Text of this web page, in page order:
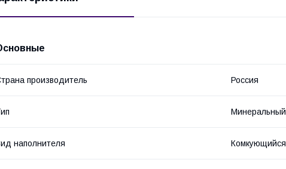
производитель Россия
Минеральный
наполнителя Комкующийся